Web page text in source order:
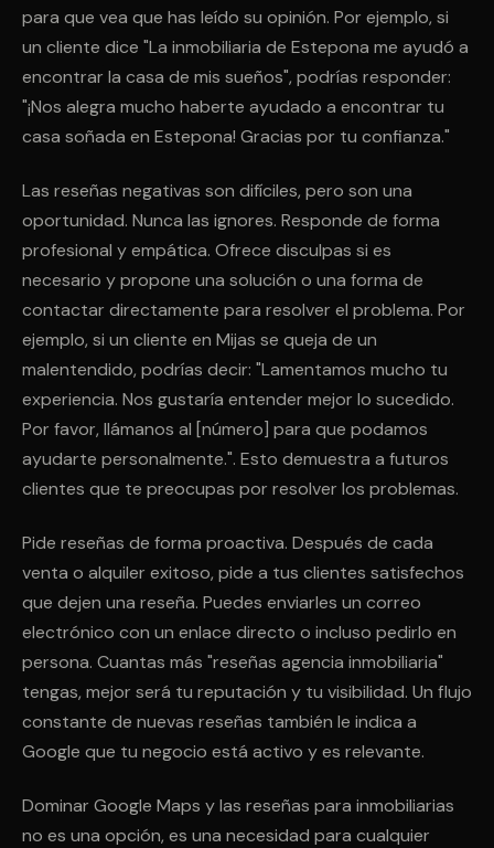
para que vea que has leído su opinión. Por ejemplo, si
un cliente dice "La inmobiliaria de Estepona me ayudó a
encontrar la casa de mis sueños", podrías responder:
"¡Nos alegra mucho haberte ayudado a encontrar tu
casa soñada en Estepona! Gracias por tu confianza."
Las reseñas negativas son difíciles, pero son una
oportunidad. Nunca las ignores. Responde de forma
profesional y empática. Ofrece disculpas si es
necesario y propone una solución o una forma de
contactar directamente para resolver el problema. Por
ejemplo, si un cliente en Mijas se queja de un
malentendido, podrías decir: "Lamentamos mucho tu
experiencia. Nos gustaría entender mejor lo sucedido.
Por favor, llámanos al [número] para que podamos
ayudarte personalmente.". Esto demuestra a futuros
clientes que te preocupas por resolver los problemas.
Pide reseñas de forma proactiva. Después de cada
venta o alquiler exitoso, pide a tus clientes satisfechos
que dejen una reseña. Puedes enviarles un correo
electrónico con un enlace directo o incluso pedirlo en
persona. Cuantas más "reseñas agencia inmobiliaria"
tengas, mejor será tu reputación y tu visibilidad. Un flujo
constante de nuevas reseñas también le indica a
Google que tu negocio está activo y es relevante.
Dominar Google Maps y las reseñas para inmobiliarias
no es una opción, es una necesidad para cualquier